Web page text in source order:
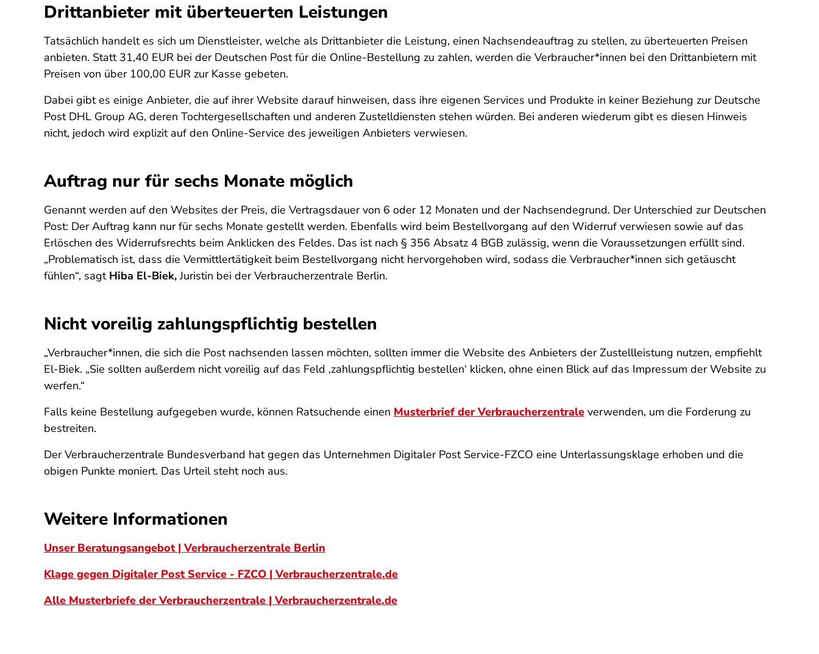
Drittanbieter mit überteuerten Leistungen
Tatsächlich handelt es sich um Dienstleister, welche als Drittanbieter die Leistung, einen Nachsendeauftrag zu stellen, zu überteuerten Preisen
anbieten. Statt 31,40 EUR bei der Deutschen Post für die Online-Bestellung zu zahlen, werden die Verbraucher*innen bei den Drittanbietern mit
Preisen von über 100,00 EUR zur Kasse gebeten.
Dabei gibt es einige Anbieter, die auf ihrer Website darauf hinweisen, dass ihre eigenen Services und Produkte in keiner Beziehung zur Deutsche
Post DHL Group AG, deren Tochtergesellschaften und anderen Zustelldiensten stehen würden. Bei anderen wiederum gibt es diesen Hinweis
nicht, jedoch wird explizit auf den Online-Service des jeweiligen Anbieters verwiesen.
Auftrag nur für sechs Monate möglich
Genannt werden auf den Websites der Preis, die Vertragsdauer von 6 oder 12 Monaten und der Nachsendegrund. Der Unterschied zur Deutschen
Post: Der Auftrag kann nur für sechs Monate gestellt werden. Ebenfalls wird beim Bestellvorgang auf den Widerruf verwiesen sowie auf das
Erlöschen des Widerrufsrechts beim Anklicken des Feldes. Das ist nach § 356 Absatz 4 BGB zulässig, wenn die Voraussetzungen erfüllt sind.
„Problematisch ist, dass die Vermittlertätigkeit beim Bestellvorgang nicht hervorgehoben wird, sodass die Verbraucher*innen sich getäuscht
fühlen“, sagt Hiba El-Biek,Juristin bei der Verbraucherzentrale Berlin.
Nicht voreilig zahlungspflichtig bestellen
„Verbraucher*innen, die sich die Post nachsenden lassen möchten, sollten immer die Website des Anbieters der Zustellleistung nutzen, empfiehlt
El-Biek. „Sie sollten außerdem nicht voreilig auf das Feld ‚zahlungspflichtig bestellen‘ klicken, ohne einen Blick auf das Impressum der Website zu
werfen.“
Falls keine Bestellung aufgegeben wurde, können Ratsuchende einen Musterbrief der Verbraucherzentrale verwenden, um die Forderung zu
bestreiten.
Der Verbraucherzentrale Bundesverband hat gegen das Unternehmen Digitaler Post Service-FZCO eine Unterlassungsklage erhoben und die
obigen Punkte moniert. Das Urteil steht noch aus.
Weitere Informationen
Unser Beratungsangebot | Verbraucherzentrale Berlin
Klage gegen Digitaler Post Service - FZCO | Verbraucherzentrale.de
Alle Musterbriefe der Verbraucherzentrale | Verbraucherzentrale.de